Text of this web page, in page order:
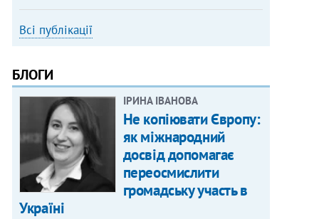
Всі публікації
БЛОГИ
ІРИНА ІВАНОВА
Не копіювати Європу:
як міжнародний
досвід допомагає
переосмислити
громадську участь в
Україні